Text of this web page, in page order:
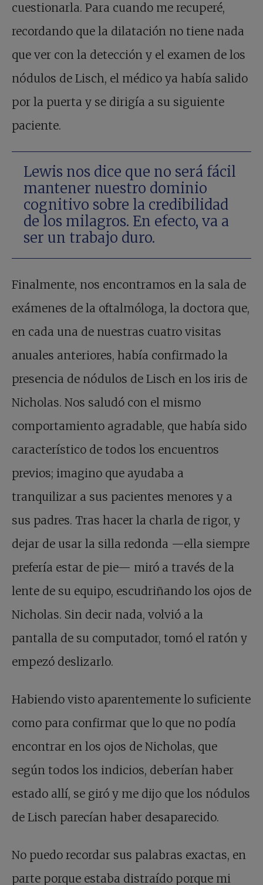
cuestionarla. Para cuando me recuperé,
recordando que la dilatación no tiene nada
que ver con la detección y el examen de los
nódulos de Lisch, el médico ya había salido
por la puerta y se dirigía a su siguiente
paciente.
Lewis nos dice que no será fácil
mantener nuestro dominio
cognitivo sobre la credibilidad
de los milagros. En efecto, va a
ser un trabajo duro.
Finalmente, nos encontramos en la sala de
exámenes de la oftalmóloga, la doctora que,
en cada una de nuestras cuatro visitas
anuales anteriores, había confirmado la
presencia de nódulos de Lisch en los iris de
Nicholas. Nos saludó con el mismo
comportamiento agradable, que había sido
característico de todos los encuentros
previos; imagino que ayudaba a
tranquilizar a sus pacientes menores y a
sus padres. Tras hacer la charla de rigor, y
dejar de usar la silla redonda —ella siempre
prefería estar de pie— miró a través de la
lente de su equipo, escudriñando los ojos de
Nicholas. Sin decir nada, volvió a la
pantalla de su computador, tomó el ratón y
empezó deslizarlo.
Habiendo visto aparentemente lo suficiente
como para confirmar que lo que no podía
encontrar en los ojos de Nicholas, que
según todos los indicios, deberían haber
estado allí, se giró y me dijo que los nódulos
de Lisch parecían haber desaparecido.
No puedo recordar sus palabras exactas, en
parte porque estaba distraído porque mi